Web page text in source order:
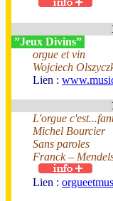
”Jeux Divins”
orgue et vin
Wojciech
Lien :
L'orgue
Michel Bourcier
Sans paroles
Franck –
Lien :